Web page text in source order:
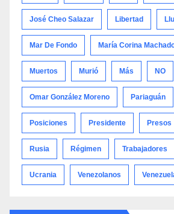
José Cheo Salazar Libertad
Mar De Fondo María Corina
Muertos Murió Más NO
Omar González Moreno Pariaguán
Posiciones Presidente Presos
Rusia Régimen Trabajadores
Ucrania Venezolanos